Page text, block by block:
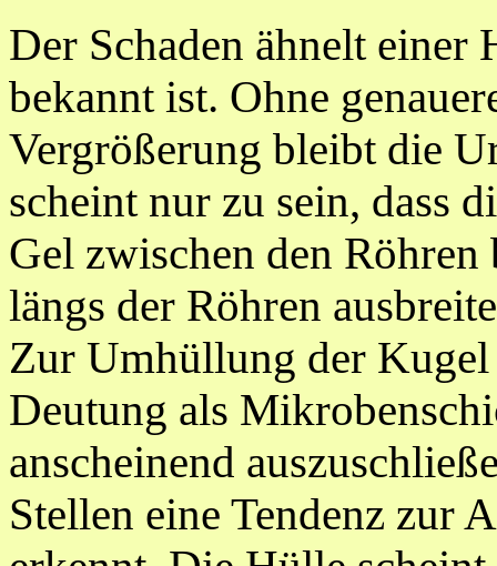
Der Schaden ähnelt einer
bekannt ist. Ohne
Vergrößerung bleibt die
scheint nur zu sein, dass
Gel zwischen den
längs der Röhren
Zur Umhüllung der Kugel
Deutung als
anscheinend
Stellen eine Tendenz zur